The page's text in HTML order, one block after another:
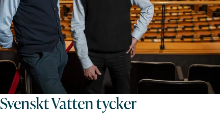
Svenskt Vatten tycker